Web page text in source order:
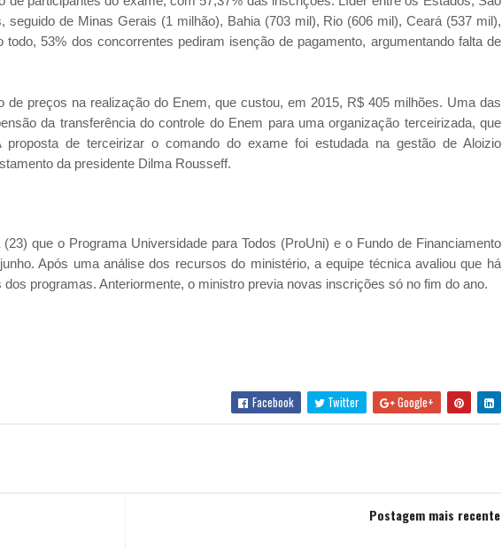
seguido de Minas Gerais (1 milhão), Bahia (703 mil), Rio (606 mil), Ceará (537 mil),
53% dos concorrentes pediram isenção de pagamento, argumentando falta de
preços na realização do Enem, que custou, em 2015, R$ 405 milhões. Uma das
da transferência do controle do Enem para uma organização terceirizada, que
proposta de terceirizar o comando do exame foi estudada na gestão de Aloizio
da presidente Dilma Rousseff.
que o Programa Universidade para Todos (ProUni) e o Fundo de Financiamento
Após uma análise dos recursos do ministério, a equipe técnica avaliou que há
programas. Anteriormente, o ministro previa novas inscrições só no fim do ano.
Facebook Twitter Google+
Postagem mais recente